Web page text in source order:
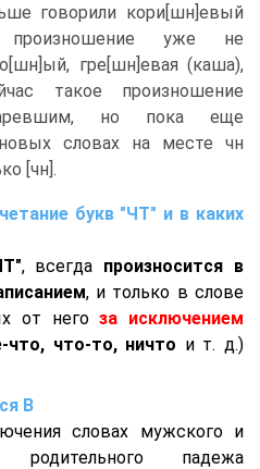
говорили кори[шн]евый
произношение уже не
гре[шн]евая (каша),
такое произношение
но пока еще
словах на месте чн
[чн].
букв "ЧТ" и в каких
, всегда произносится в
, и только в слове
от негоза исключением
что, что-то, ничто и т. д.)
В
словах мужского и
падежа